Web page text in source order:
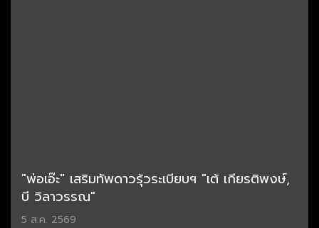
"พ่อเอ๊ะ" เสริมทัพดาวรุ้วระเบียบฯ "เต้ เกียรติพงษ์,
บี วิลาวรรณ"
5 ส.ค. 2569